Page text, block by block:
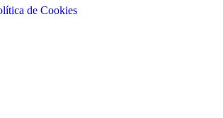
de Cookies